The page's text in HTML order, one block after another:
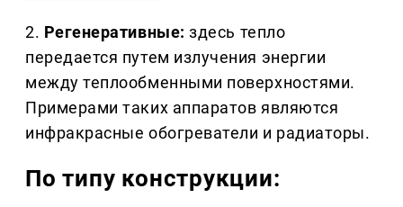
2. Регенеративные: здесь тепло
передается путем излучения энергии
между теплообменными поверхностями.
Примерами таких аппаратов являются
инфракрасные обогреватели и радиаторы.
По типу конструкции: